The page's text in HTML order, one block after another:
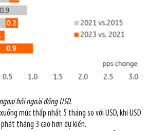
hối ngoài đồng USD.
mức thấp nhất 5 tháng so với USD, khi USD
tháng 3 cao hơn dự kiến.